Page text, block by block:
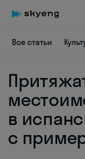
Все статьи
в
с
online